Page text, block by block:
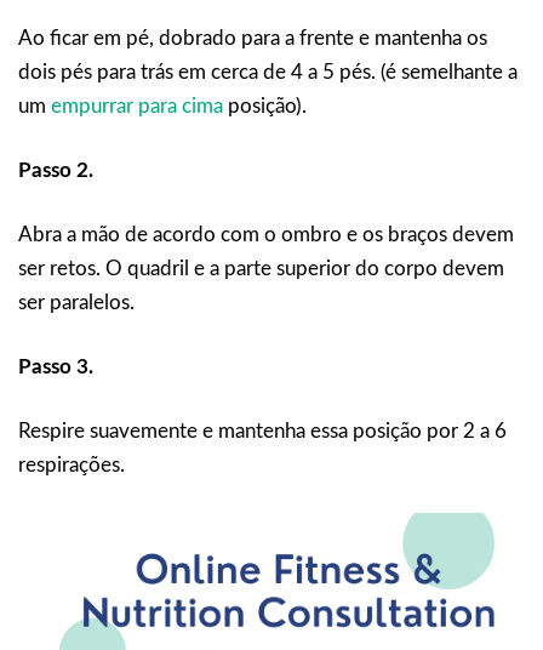
Ao ficar em pé, dobrado para a frente e mantenha os
dois pés para trás em cerca de 4 a 5 pés. (é semelhante a
um empurrar para cima posição).
Passo 2.
Abra a mão de acordo com o ombro e os braços devem
ser retos. O quadril e a parte superior do corpo devem
ser paralelos.
Passo 3.
Respire suavemente e mantenha essa posição por 2 a 6
respirações.